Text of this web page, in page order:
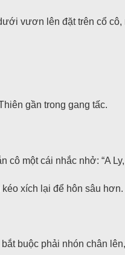
vươn lên đặt trên cổ
gần trong gang tấc.
cô một cái nhắc nhở: “A
xích lại để hôn sâu hơn.
buộc phải nhón chân